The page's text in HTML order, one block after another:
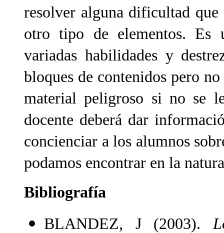
resolver alguna dificultad
otro tipo de elementos. Es
variadas habilidades y
bloques de contenidos pero
material peligroso si no se
docente deberá dar
concienciar a los alumnos
podamos encontrar en la
Bibliografía
BLANDEZ, J (2003).